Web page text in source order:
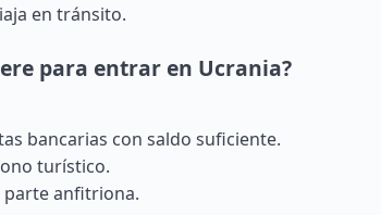
en tránsito.
para entrar en Ucrania?
bancarias con saldo suficiente.
turístico.
parte anfitriona.